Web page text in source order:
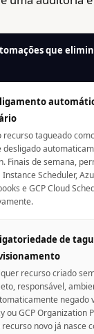
que
recurso tagueado
desligado
Finais de semana,
Instance Scheduler,
e GCP Cloud
de
recurso criado
responsável,
negado
ou GCP Organization
novo já nasce